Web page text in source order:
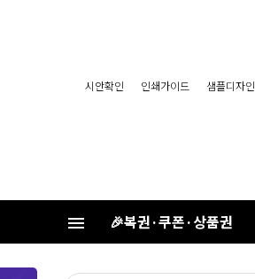
샘플디자인
인쇄가이드
시안확인
🎉복권·쿠폰·상품권